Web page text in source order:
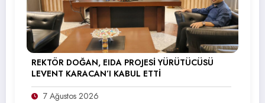
REKTÖR DOĞAN, EIDA PROJESİ YÜRÜTÜCÜSÜ
LEVENT KARACAN’I KABUL ETTİ
7 Ağustos 2026